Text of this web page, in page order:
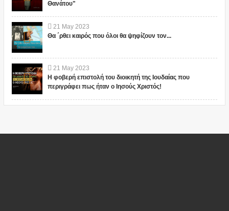
Θανάτου"
21 May 2023
Θα ΄ρθει καιρός που όλοι θα ψηφίζουν τον...
21 May 2023
Η φοβερή επιστολή του διοικητή της Ιουδαίας που
περιγράφει πως ήταν ο Ιησούς Χριστός!